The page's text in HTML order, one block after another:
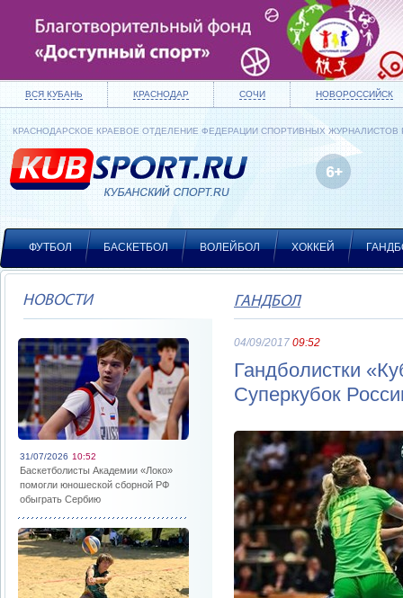
ВСЯ КУБАНЬ КРАСНОДАР СОЧИ НОВОРОССИЙСК
КРАСНОДАРСКОЕ КРАЕВОЕ ОТДЕЛЕНИЕ ФЕДЕРАЦИИ СПОРТИВНЫХ ЖУРНАЛИСТОВ
ФУТБОЛ БАСКЕТБОЛ ВОЛЕЙБОЛ ХОККЕЙ
НОВОСТИ
31/07/2026 10:52
Баскетболисты Академии «Локо»
помогли юношеской сборной РФ
обыграть Сербию
ГАНДБОЛ
04/09/2017 09:52
Гандболистки
Суперкубок